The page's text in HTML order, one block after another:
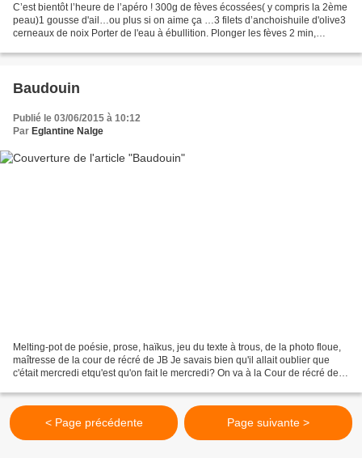
C’est bientôt l’heure de l’apéro ! 300g de fèves écossées( y compris la 2ème
peau)1 gousse d'ail…ou plus si on aime ça …3 filets d’anchoishuile d'olive3
cerneaux de noix Porter de l'eau à ébullition. Plonger les fèves 2 min,
Baudouin
Publié le 03/06/2015 à 10:12
Par Eglantine Nalge
Melting-pot de poésie, prose, haïkus, jeu du texte à trous, de la photo floue,
maîtresse de la cour de récré de JB Je savais bien qu'il allait oublier que
c'était mercredi etqu'est qu'on fait le mercredi? On va à la Cour de récré de
< Page précédente Page suivante >